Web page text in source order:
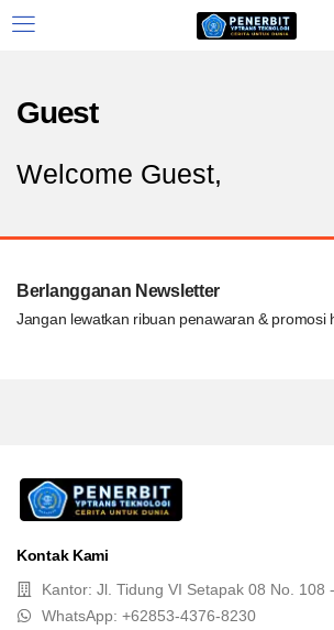
Guest
Welcome Guest,
Berlangganan Newsletter
Jangan lewatkan ribuan penawaran & promosi
Kontak Kami
Kantor: Jl. Tidung VI Setapak 08 No. 108
WhatsApp: +62853-4376-8230